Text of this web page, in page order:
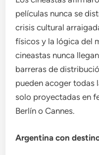
películas nunca se
crisis cultural
físicos y la lógica del
cineastas nunca
barreras de
pueden acoger todas
solo proyectadas en
Berlín o Cannes.
Argentina con